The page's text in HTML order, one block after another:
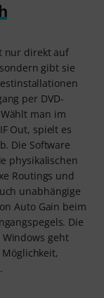
nur direkt auf
gibt sie
per DVD-
man im
Out, spielt es
Die Software
physikalischen
Routings und
unabhängige
Auto Gain beim
Die
Windows geht